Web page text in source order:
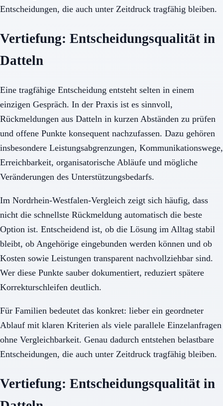
Entscheidungen, die auch unter Zeitdruck tragfähig bleiben.
Vertiefung: Entscheidungsqualität in
Datteln
Eine tragfähige Entscheidung entsteht selten in einem
einzigen Gespräch. In der Praxis ist es sinnvoll,
Rückmeldungen aus Datteln in kurzen Abständen zu prüfen
und offene Punkte konsequent nachzufassen. Dazu gehören
insbesondere Leistungsabgrenzungen, Kommunikationswege,
Erreichbarkeit, organisatorische Abläufe und mögliche
Veränderungen des Unterstützungsbedarfs.
Im Nordrhein-Westfalen-Vergleich zeigt sich häufig, dass
nicht die schnellste Rückmeldung automatisch die beste
Option ist. Entscheidend ist, ob die Lösung im Alltag stabil
bleibt, ob Angehörige eingebunden werden können und ob
Kosten sowie Leistungen transparent nachvollziehbar sind.
Wer diese Punkte sauber dokumentiert, reduziert spätere
Korrekturschleifen deutlich.
Für Familien bedeutet das konkret: lieber ein geordneter
Ablauf mit klaren Kriterien als viele parallele Einzelanfragen
ohne Vergleichbarkeit. Genau dadurch entstehen belastbare
Entscheidungen, die auch unter Zeitdruck tragfähig bleiben.
Vertiefung: Entscheidungsqualität in